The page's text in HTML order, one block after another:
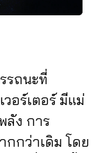
รถนะที่
อร์เตอร์ มีแม่
ลัง การ
กกว่าเดิม โดย